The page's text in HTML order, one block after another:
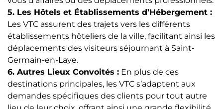
5. Les Hôtels et Établissements d’Hébergement :
Les VTC assurent des trajets vers les différents
établissements hôteliers de la ville, facilitant ainsi les
déplacements des visiteurs séjournant à Saint-
Germain-en-Laye.
6. Autres Lieux Convoités : En plus de ces
destinations principales, les VTC s’adaptent aux
demandes spécifiques des clients pour tout autre